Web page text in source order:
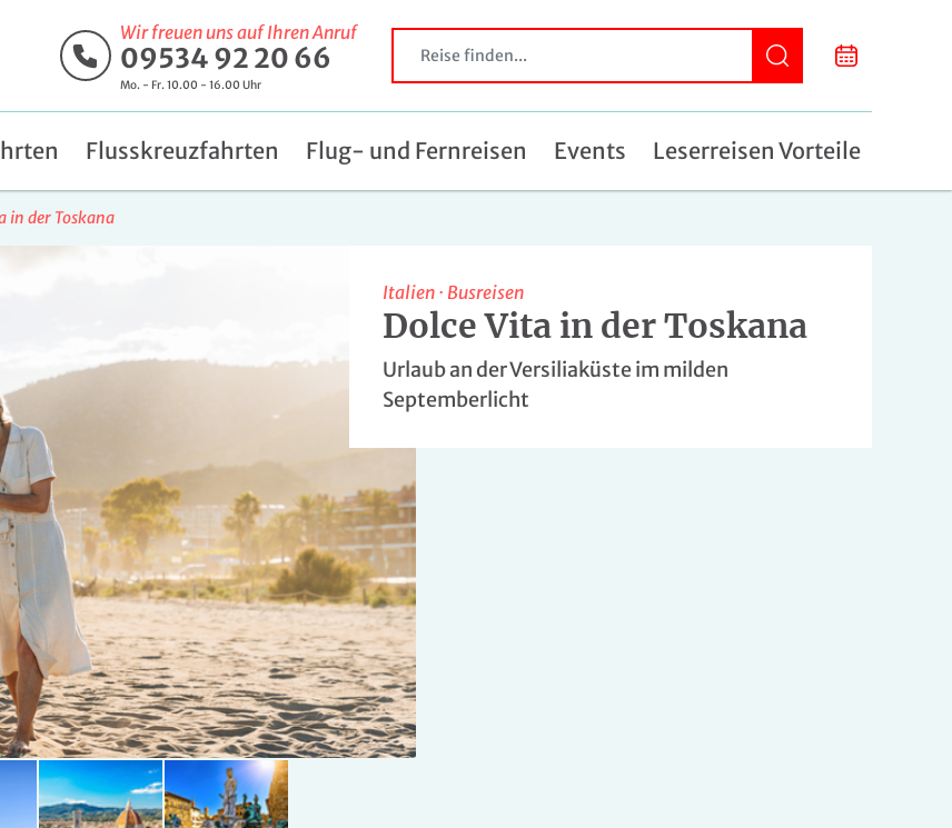
Wir freuen uns auf Ihren Anruf
09534 92 20 66
Mo. - Fr. 10.00 - 16.00 Uhr
Flusskreuzfahrten Flug- und Fernreisen Events Leserreisen Vorteile
in der Toskana
Italien · Busreisen
Dolce Vita in der Toskana
Urlaub an der Versiliaküste im milden
Septemberlicht